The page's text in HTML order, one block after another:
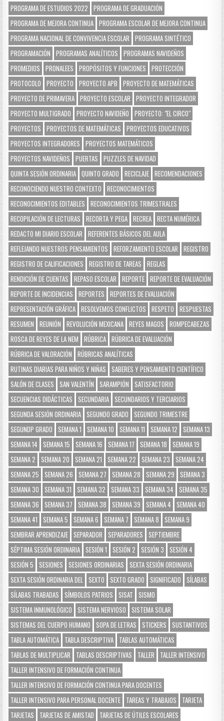
PROGRAMA DE ESTUDIOS 2022
PROGRAMA DE GRADUACIÓN
PROGRAMA DE MEJORA CONTINUA PROGRAMA ESCOLAR DE MEJORA CONTINUA
PROGRAMA NACIONAL DE CONVIVENCIA ESCOLAR
PROGRAMA SINTÉTICO
PROGRAMACIÓN
PROGRAMAS ANALÍTICOS
PROGRAMAS NAVIDEÑOS
PROMEDIOS
PRONALEES PROPÓSITOS Y FUNCIONES
PROTECCIÓN
PROTOCOLO
PROYECTO PROYECTO APB
PROYECTO DE MATEMÁTICAS
PROYECTO DE PRIMAVERA PROYECTO ESCOLAR
PROYECTO INTEGRADOR
PROYECTO MULTIGRADO
PROYECTO NAVIDEÑO
PROYECTO: "EL CIRCO"
PROYECTOS
PROYECTOS DE MATEMÁTICAS
PROYECTOS EDUCATIVOS
PROYECTOS INTEGRADORES
PROYECTOS MATEMÁTICOS
PROYECTOS NAVIDEÑOS
PUERTAS
PUZZLES DE NAVIDAD
QUINTA SESIÓN ORDINARIA QUINTO GRADO RECICLAJE RECOMENDACIONES
RECONOCIENDO NUESTRO CONTEXTO
RECONOCIMIENTOS
RECONOCIMIENTOS EDITABLES
RECONOCIMIENTOS TRIMESTRALES
RECOPILACIÓN DE LECTURAS
RECORTA Y PEGA RECREA RECTA NUMÉRICA
REDACTO MI DIARIO ESCOLAR
REFERENTES BÁSICOS DEL AULA
REFLEJANDO NUESTROS PENSAMIENTOS
REFORZAMIENTO ESCOLAR
REGISTRO
REGISTRO DE CALIFICACIONES
REGISTRO DE TAREAS
REGLAS
RENDICIÓN DE CUENTAS
REPASO ESCOLAR REPORTE REPORTE DE EVALUACIÓN
REPORTE DE INCIDENCIAS
REPORTES
REPORTES DE EVALUACIÓN
REPRESENTACIÓN GRÁFICA RESOLVEMOS CONFLICTOS RESPETO
RESPUESTAS
RESUMEN
REUNIÓN REVOLUCIÓN MEXICANA REYES MAGOS
ROMPECABEZAS
ROSCA DE REYES DE LA NEM
RÚBRICA RÚBRICA DE EVALUACIÓN
RÚBRICA DE VALORACIÓN
RÚBRICAS ANALÍTICAS
RUTINAS DIARIAS PARA NIÑOS Y NIÑAS
SABERES Y PENSAMIENTO CIENTÍFICO
SALÓN DE CLASES
SAN VALENTÍN SARAMPIÓN
SATISFACTORIO
SECUENCIAS DIDÁCTICAS
SECUNDARIA SECUNDARIOS Y TERCIARIOS
SEGUNDA SESIÓN ORDINARIA SEGUNDO GRADO
SEGUNDO TRIMESTRE
SEGUNDP GRADO
SEMANA 1 SEMANA 10 SEMANA 11 SEMANA 12
SEMANA 13
SEMANA 14
SEMANA 15 SEMANA 16 SEMANA 17 SEMANA 18
SEMANA 19
SEMANA 2
SEMANA 20 SEMANA 21 SEMANA 22 SEMANA 23
SEMANA 24
SEMANA 25
SEMANA 26 SEMANA 27 SEMANA 28 SEMANA 29
SEMANA 3
SEMANA 30
SEMANA 31 SEMANA 32 SEMANA 33 SEMANA 34
SEMANA 35
SEMANA 36
SEMANA 37 SEMANA 38 SEMANA 39 SEMANA 4
SEMANA 40
SEMANA 41
SEMANA 5 SEMANA 6 SEMANA 7 SEMANA 8
SEMANA 9
SEMBRAR APRENDIZAJE SEPARADOR SEPARADORES
SEPTIEMBRE
SÉPTIMA SESIÓN ORDINARIA SESIÓN 1 SESIÓN 2 SESIÓN 3
SESIÓN 4
SESIÓN 5
SESIONES SESIONES ORDINARIAS
SEXTA SESIÓN ORDINARIA
SEXTA SESIÓN ORDINARIA DEL SEXTO SEXTO GRADO SIGNIFICADO
SÍLABAS
SÍLABAS TRABADAS
SÍMBOLOS PATRIOS SISAT
SISMO
SISTEMA INMUNOLÓGICO
SISTEMA NERVIOSO
SISTEMA SOLAR
SISTEMAS DEL CUERPO HUMANO
SOPA DE LETRAS STICKERS
SUSTANTIVOS
TABLA AUTOMÁTICA TABLA DESCRIPTIVA TABLAS AUTOMÁTICAS
TABLAS DE MULTIPLICAR
TABLAS DESCRIPTIVAS TALLER
TALLER INTENSIVO
TALLER INTENSIVO DE FORMACIÓN CONTINUA
TALLER INTENSIVO DE FORMACIÓN CONTINUA PARA DOCENTES
TALLER INTENSIVO PARA PERSONAL DOCENTE TAREAS Y TRABAJOS
TARJETA
TARJETAS
TARJETAS DE AMISTAD
TARJETAS DE ÚTILES ESCOLARES